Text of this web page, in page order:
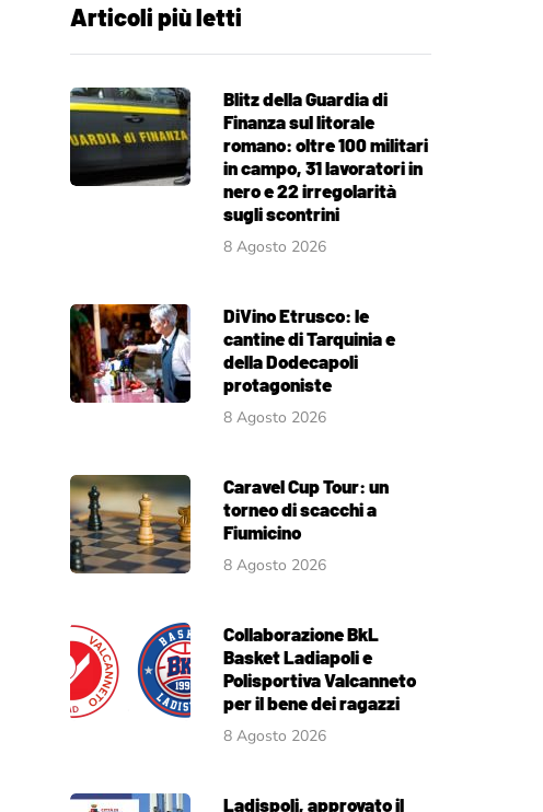
Articoli più letti
Blitz della Guardia di
Finanza sul litorale
romano: oltre 100 militari
in campo, 31 lavoratori in
nero e 22 irregolarità
sugli scontrini
8 Agosto 2026
DiVino Etrusco: le
cantine di Tarquinia e
della Dodecapoli
protagoniste
8 Agosto 2026
Caravel Cup Tour: un
torneo di scacchi a
Fiumicino
8 Agosto 2026
Collaborazione BkL
Basket Ladiapoli e
Polisportiva Valcanneto
per il bene dei ragazzi
8 Agosto 2026
Ladispoli, approvato il